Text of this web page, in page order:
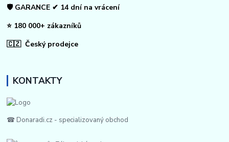
🛡️ GARANCE ✔ 14 dní na vrácení
⭐ 180 000+ zákazníků
🇨🇿 Český prodejce
KONTAKTY
☎ Donaradi.cz - specializovaný obchod